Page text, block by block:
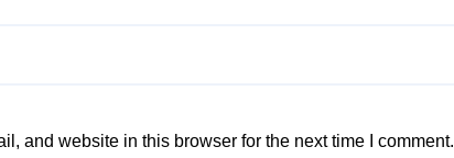
and website in this browser for the next time I comment.